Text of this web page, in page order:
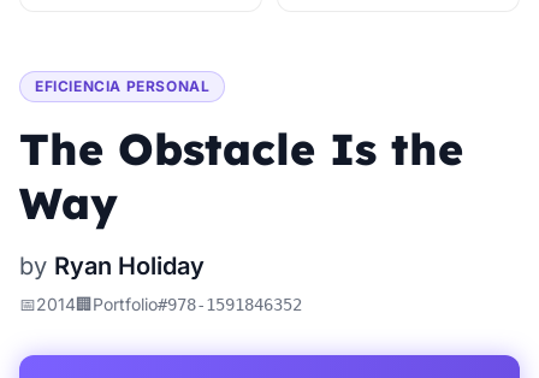
EFICIENCIA PERSONAL
The Obstacle Is the
Way
by Ryan Holiday
📅2014🏢Portfolio#978-1591846352